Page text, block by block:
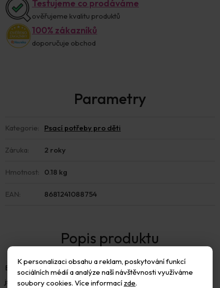
K personalizaci obsahu a reklam, poskytování funkcí
sociálních médií a analýze naší návštěvnosti využíváme
soubory cookies. Více informacízde.
Testujeme co prodáváme
ověřujeme kvalitu produktů
100% zákazníků
doporučuje obchod
Balení obsahuje 12ks šestihranných jumbo pastelek. Pastelky
jsou uloženy v praktickém kovovém tubusu, který je snadno
Kategorie: Psací potřeby pro děti
Záruka: 2 roky
Hmotnost: 0.18 kg
EAN: 8681241088754